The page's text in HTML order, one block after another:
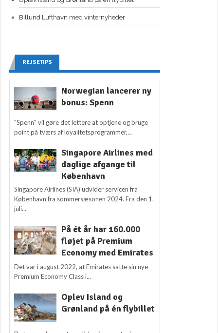
Billund Lufthavn med vinternyheder
REJSETIPS
Norwegian lancerer ny
bonus: Spenn
"Spenn" vil gøre det lettere at optjene og bruge
point på tværs af loyalitetsprogrammer,...
Singapore Airlines med
daglige afgange til
København
Singapore Airlines (SIA) udvider servicen fra
København fra sommersæsonen 2024. Fra den 1.
juli...
På ét år har 160.000
fløjet på Premium
Economy med Emirates
Det var i august 2022, at Emirates satte sin nye
Premium Economy Class i...
Oplev Island og
Grønland på én flybillet